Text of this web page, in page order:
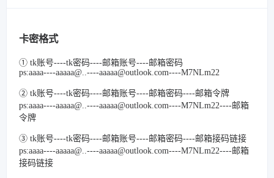
卡密格式
① tk账号----tk密码----邮箱账号----邮箱密码
ps:aaaa----aaaaa@..----aaaaa@outlook.com----M7NLm22
② tk账号----tk密码----邮箱账号----邮箱密码----邮箱令牌
ps:aaaa----aaaaa@..----aaaaa@outlook.com----M7NLm22----邮箱
令牌
③ tk账号----tk密码----邮箱账号----邮箱密码----邮箱接码链接
ps:aaaa----aaaaa@..----aaaaa@outlook.com----M7NLm22----邮箱
接码链接